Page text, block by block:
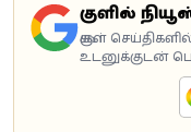
கூகுளில்
கூகுள்
உடனுக்குடன்